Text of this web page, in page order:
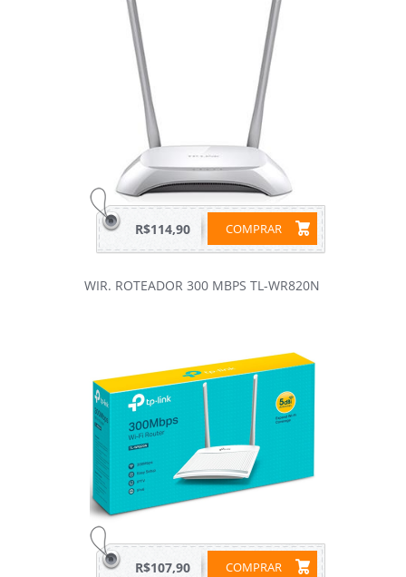
COMPRAR
R$114,90
WIR. ROTEADOR 300 MBPS TL-WR820N
COMPRAR
R$107,90